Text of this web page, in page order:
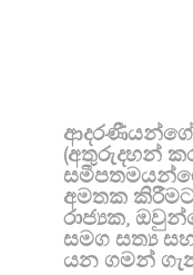
(අතුරුදහන්
අමතක
රාජ්‍යක,
සමග සත්‍ය
යන ගමන්